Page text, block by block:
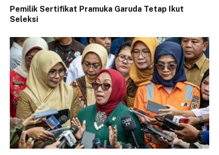
Pemilik Sertifikat Pramuka Garuda Tetap Ikut
Seleksi